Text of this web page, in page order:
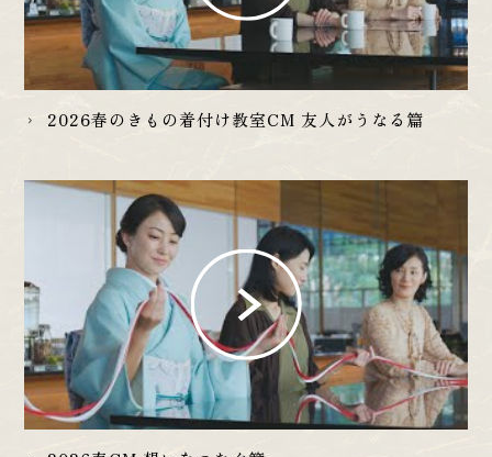
chevron_right 2026春のきもの着付け教室CM 友人がうなる篇